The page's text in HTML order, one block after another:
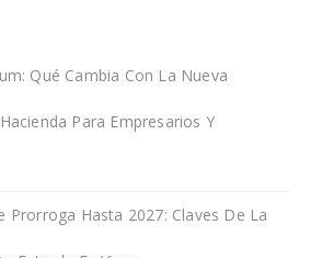
Qué Cambia Con La Nueva
Para Empresarios Y
Prorroga Hasta 2027: Claves De La